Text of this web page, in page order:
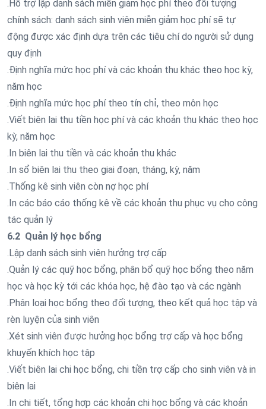
.Hỗ trợ lập danh sách miễn giảm học phí theo đối tượng
chính sách: danh sách sinh viên miễn giảm học phí sẽ tự
động được xác định dựa trên các tiêu chí do người sử dụng
quy định
.Định nghĩa mức học phí và các khoản thu khác theo học kỳ,
năm học
.Định nghĩa mức học phí theo tín chỉ, theo môn học
.Viết biên lai thu tiền học phí và các khoản thu khác theo học
kỳ, năm học
.In biên lai thu tiền và các khoản thu khác
.In sổ biên lai thu theo giai đoạn, tháng, kỳ, năm
.Thống kê sinh viên còn nợ học phí
.In các báo cáo thống kê về các khoản thu phục vụ cho công
tác quản lý
6.2 Quản lý học bổng
.Lập danh sách sinh viên hưởng trợ cấp
.Quản lý các quỹ học bổng, phân bổ quỹ học bổng theo năm
học và học kỳ tới các khóa học, hệ đào tạo và các ngành
.Phân loại học bổng theo đối tượng, theo kết quả học tập và
rèn luyện của sinh viên
.Xét sinh viên được hưởng học bổng trợ cấp và học bổng
khuyến khích học tập
.Viết biên lai chi học bổng, chi tiền trợ cấp cho sinh viên và in
biên lai
.In chi tiết, tổng hợp các khoản chi học bổng và các khoản